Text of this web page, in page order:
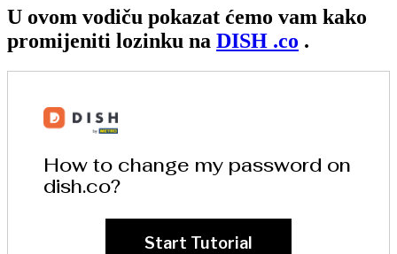
U ovom vodiču pokazat ćemo vam kako
promijeniti lozinku na DISH .co .